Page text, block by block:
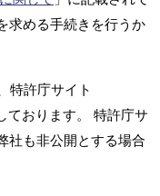
求める手続きを行うか
特許庁サイト
おります。 特許庁サ
社も非公開とする場合